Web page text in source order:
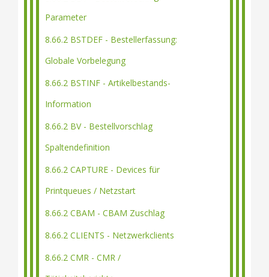
Parameter
8.66.2 BSTDEF - Bestellerfassung:
Globale Vorbelegung
8.66.2 BSTINF - Artikelbestands-
Information
8.66.2 BV - Bestellvorschlag
Spaltendefinition
8.66.2 CAPTURE - Devices für
Printqueues / Netzstart
8.66.2 CBAM - CBAM Zuschlag
8.66.2 CLIENTS - Netzwerkclients
8.66.2 CMR - CMR /